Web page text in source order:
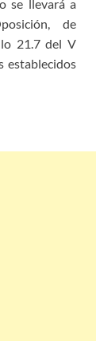
se llevará a
de
21.7 del V
establecidos